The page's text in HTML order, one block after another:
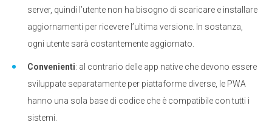
server, quindi l’utente non ha bisogno di scaricare e installare
aggiornamenti per ricevere l’ultima versione. In sostanza,
ogni utente sarà costantemente aggiornato.
Convenienti: al contrario delle app native che devono essere
sviluppate separatamente per piattaforme diverse, le PWA
hanno una sola base di codice che è compatibile con tutti i
sistemi.